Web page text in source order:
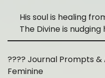
His soul is healing
The Divine is
???? Journal Prompts
Feminine